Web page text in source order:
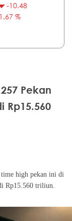
-10.48
%
Pekan
Rp15.560
time high pekan ini di
Rp15.560 triliun.